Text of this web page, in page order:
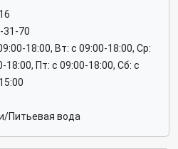
31-70
18:00, Вт: c 09:00-18:00, Ср:
18:00, Пт: c 09:00-18:00, Сб: c
Питьевая вода